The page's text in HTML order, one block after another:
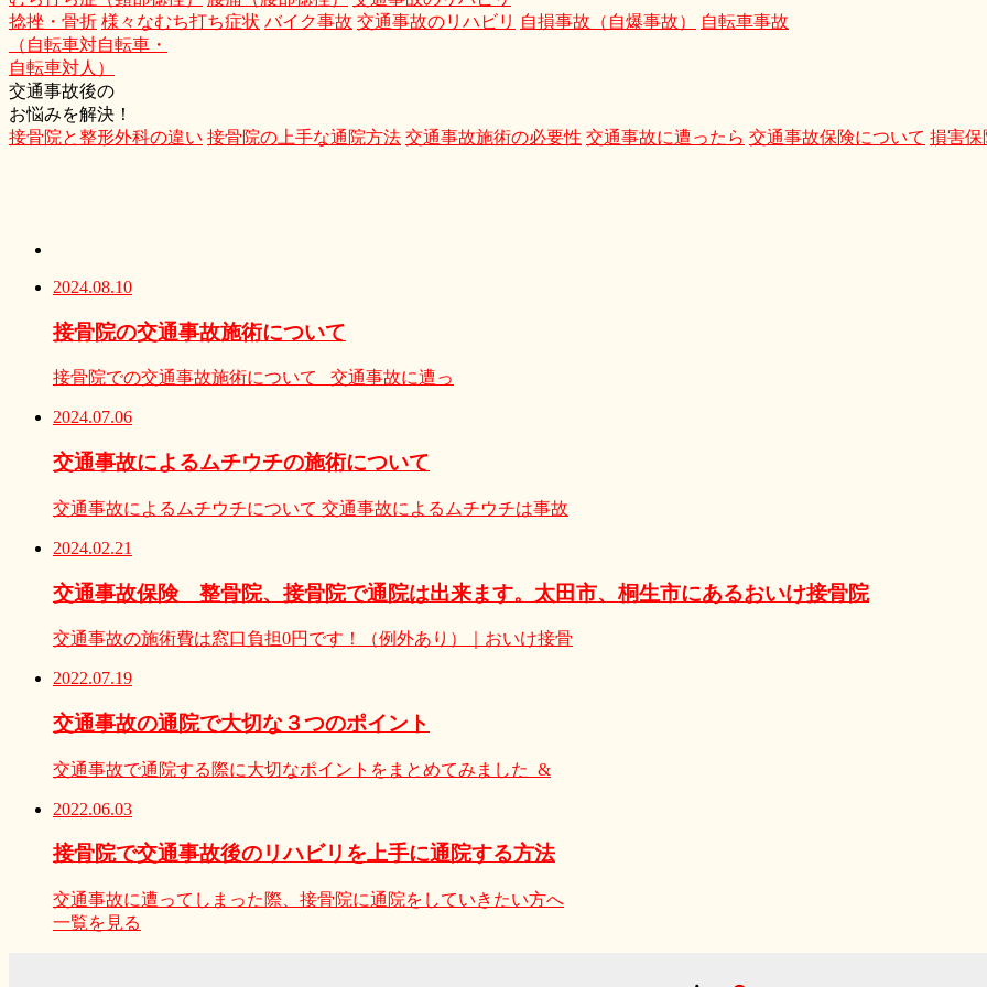
捻挫・骨折 様々なむち打ち症状 バイク事故 交通事故のリハビリ 自損事故（自爆事故）
自転車事故
（自転車対自転車・
自転車対人）
交通事故後の
お悩みを解決！
接骨院と整形外科の違い 接骨院の上手な通院方法 交通事故施術の必要性 交通事故に遭ったら 交通事故保険について 損害保
2024.08.10
接骨院の交通事故施術について
接骨院での交通事故施術について 交通事故に遭っ
2024.07.06
交通事故によるムチウチの施術について
交通事故によるムチウチについて 交通事故によるムチウチは事故
2024.02.21
交通事故保険 整骨院、接骨院で通院は出来ます。太田市、桐生市にあるおいけ接骨院
交通事故の施術費は窓口負担0円です！（例外あり）｜おいけ接骨
2022.07.19
交通事故の通院で大切な３つのポイント
交通事故で通院する際に大切なポイントをまとめてみました &
2022.06.03
接骨院で交通事故後のリハビリを上手に通院する方法
交通事故に遭ってしまった際、接骨院に通院をしていきたい方へ
一覧を見る